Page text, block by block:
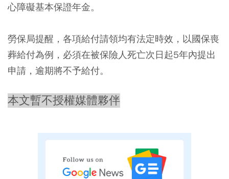
心障礙基本保證年金。
勞保局提醒，各項給付請領均有法定時效，以國保喪
葬給付為例，必須在被保險人死亡次日起5年內提出
申請，逾期將不予給付。
本文暫不授權媒體夥伴